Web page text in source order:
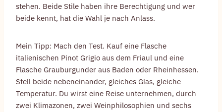
stehen. Beide Stile haben ihre Berechtigung und wer
beide kennt, hat die Wahl je nach Anlass.
Mein Tipp: Mach den Test. Kauf eine Flasche
italienischen Pinot Grigio aus dem Friaul und eine
Flasche Grauburgunder aus Baden oder Rheinhessen.
Stell beide nebeneinander, gleiches Glas, gleiche
Temperatur. Du wirst eine Reise unternehmen, durch
zwei Klimazonen, zwei Weinphilosophien und sechs